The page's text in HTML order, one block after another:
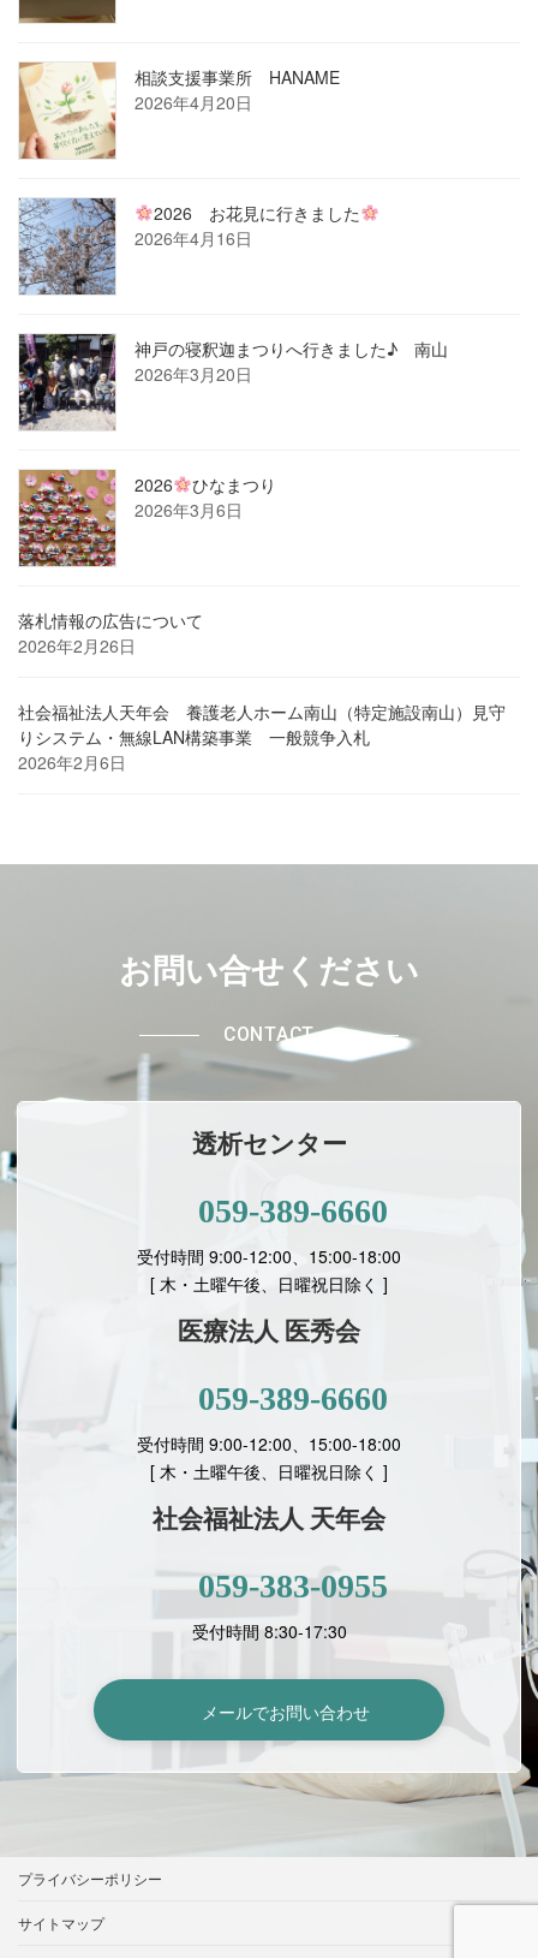
相談支援事業所 HANAME
2026年4月20日
2026 お花見に行きました
2026年4月16日
神戸の寝釈迦まつりへ行きました♪ 南山
2026年3月20日
2026
ひなまつり
2026年3月6日
落札情報の広告について
2026年2月26日
社会福祉法人天年会 養護老人ホーム南山（特定施設南山）見守
りシステム・無線LAN構築事業 一般競争入札
2026年2月6日
お問い合せください
CONTACT
透析センター
059-389-6660
受付時間 9:00-12:00、15:00-18:00
[ 木・土曜午後、日曜祝日除く ]
医療法人 医秀会
059-389-6660
受付時間 9:00-12:00、15:00-18:00
[ 木・土曜午後、日曜祝日除く ]
社会福祉法人 天年会
059-383-0955
受付時間 8:30-17:30
メールでお問い合わせ
プライバシーポリシー
サイトマップ